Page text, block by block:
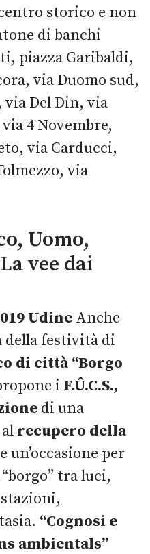
storico e non
di banchi
piazza Garibaldi,
via Duomo sud,
via Del Din, via
4 Novembre,
via Carducci,
via
Uomo,
vee dai
Udine Anche
della festività di
di città “Borgo
i F.Û.C.S.,
di una
recupero della
un’occasione per
tra luci,
“Cognosi e
ambientals”